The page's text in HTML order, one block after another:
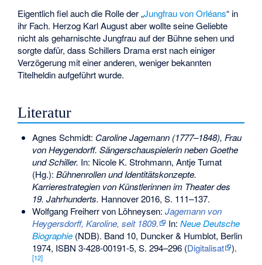
Eigentlich fiel auch die Rolle der „Jungfrau von Orléans“ in
ihr Fach. Herzog Karl August aber wollte seine Geliebte
nicht als geharnischte Jungfrau auf der Bühne sehen und
sorgte dafür, dass Schillers Drama erst nach einiger
Verzögerung mit einer anderen, weniger bekannten
Titelheldin aufgeführt wurde.
Literatur
Agnes Schmidt: Caroline Jagemann (1777–1848), Frau
von Heygendorff. Sängerschauspielerin neben Goethe
und Schiller. In: Nicole K. Strohmann, Antje Tumat
(Hg.): Bühnenrollen und Identitätskonzepte.
Karrierestrategien von Künstlerinnen im Theater des
19. Jahrhunderts. Hannover 2016, S. 111–137.
Wolfgang Freiherr von Löhneysen: Jagemann von
Heygersdorff, Karoline, seit 1809.
In: Neue Deutsche
Biographie(NDB). Band 10, Duncker & Humblot, Berlin
1974, ISBN 3-428-00191-5, S. 294–296 (Digitalisat ).
[12]